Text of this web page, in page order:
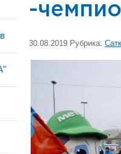
-
30.08.2019 Рубрика: